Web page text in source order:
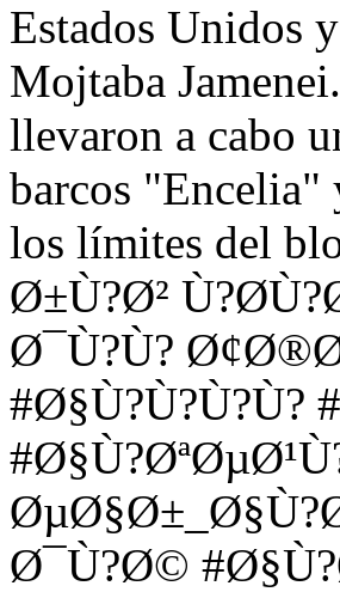
Estados Unidos
Mojtaba
llevaron a cabo
barcos "Encelia"
los límites del
Ø±Ù?Ø²
Ø¯Ù?Ù?
Ø¯Ù?Ø©